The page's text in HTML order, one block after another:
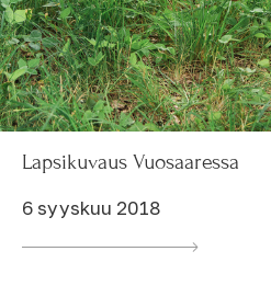
Lapsikuvaus Vuosaaressa
6 syyskuu 2018